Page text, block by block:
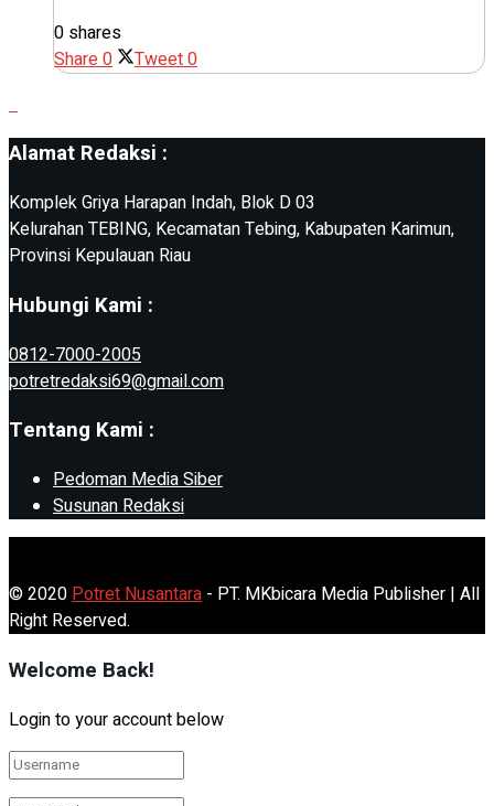
0 shares
Share0 Tweet0
Alamat Redaksi :
Komplek Griya Harapan Indah, Blok D 03
Kelurahan TEBING, Kecamatan Tebing, Kabupaten Karimun,
Provinsi Kepulauan Riau
Hubungi Kami :
0812-7000-2005
potretredaksi69@gmail.com
Tentang Kami :
Pedoman Media Siber
Susunan Redaksi
© 2020Potret Nusantara - PT. MKbicara Media Publisher | All
Right Reserved.
Welcome Back!
Login to your account below